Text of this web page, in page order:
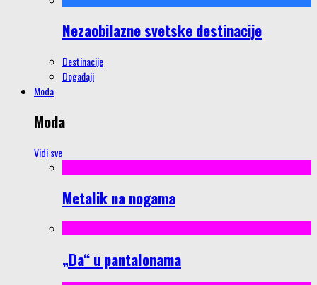
Nezaobilazne svetske destinacije
Destinacije
Događaji
Moda
Moda
Vidi sve
Metalik na nogama
„Da“ u pantalonama